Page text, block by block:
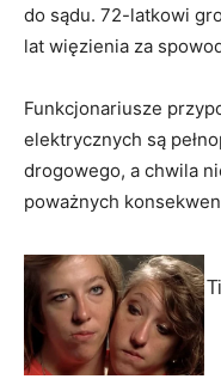
do sądu. 72-latkowi
lat więzienia za
Funkcjonariusze
elektrycznych są
drogowego, a chwila
poważnych